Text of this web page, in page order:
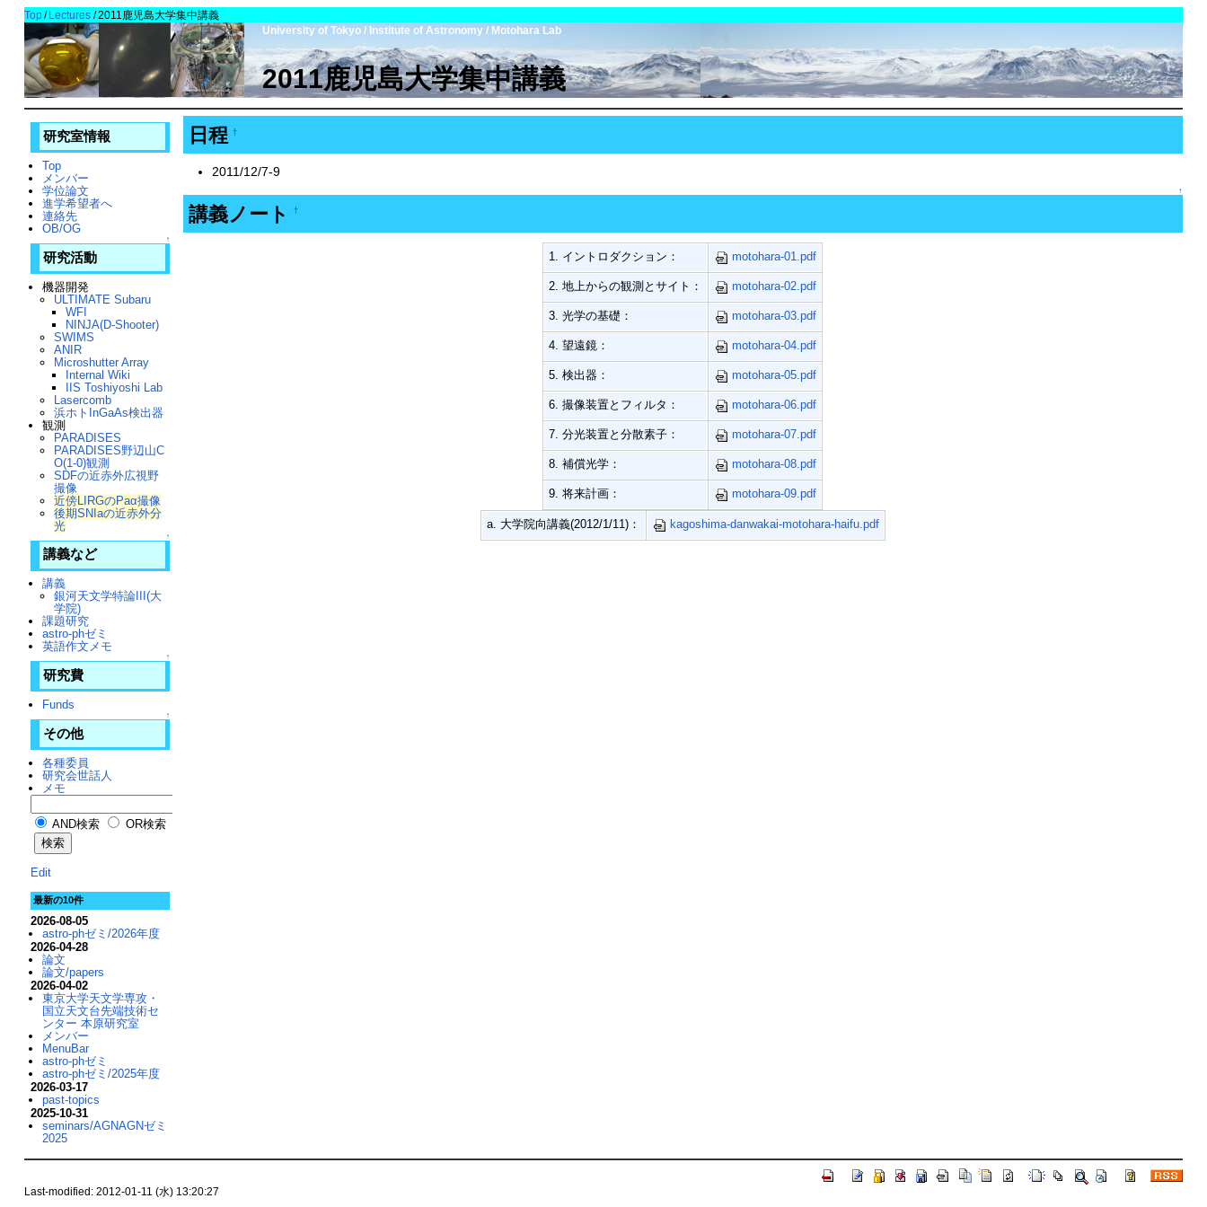
Top/ Lectures /2011鹿児島大学集中講義
University of Tokyo / Institute of Astronomy / Motohara Lab
2011鹿児島大学集中講義
日程 †
2011/12/7-9
↑
講義ノート †
1. イントロダクション： motohara-01.pdf
2. 地上からの観測とサイト： motohara-02.pdf
3. 光学の基礎： motohara-03.pdf
4. 望遠鏡： motohara-04.pdf
5. 検出器： motohara-05.pdf
6. 撮像装置とフィルタ： motohara-06.pdf
7. 分光装置と分散素子： motohara-07.pdf
8. 補償光学： motohara-08.pdf
9. 将来計画： motohara-09.pdf
a. 大学院向講義(2012/1/11)： kagoshima-danwakai-motohara-haifu.pdf
研究室情報
Top
メンバー
学位論文
進学希望者へ
連絡先
OB/OG
↑
研究活動
機器開発
ULTIMATE Subaru
WFI
NINJA(D-Shooter)
SWIMS
ANIR
Microshutter Array
Internal Wiki
IIS Toshiyoshi Lab
Lasercomb
浜ホトInGaAs検出器
観測
PARADISES
PARADISES野辺山C
O(1-0)観測
SDFの近赤外広視野
撮像
近傍LIRGのPaα撮像
後期SNIaの近赤外分
光
↑
講義など
講義
銀河天文学特論III(大
学院)
課題研究
astro-phゼミ
英語作文メモ
↑
研究費
Funds
↑
その他
各種委員
研究会世話人
メモ
AND検索 OR検索
Edit
最新の10件
2026-08-05
astro-phゼミ/2026年度
2026-04-28
論文
論文/papers
2026-04-02
東京大学天文学専攻・
国立天文台先端技術セ
ンター 本原研究室
メンバー
MenuBar
astro-phゼミ
astro-phゼミ/2025年度
2026-03-17
past-topics
2025-10-31
seminars/AGNAGNゼミ
2025
Last-modified: 2012-01-11 (水) 13:20:27